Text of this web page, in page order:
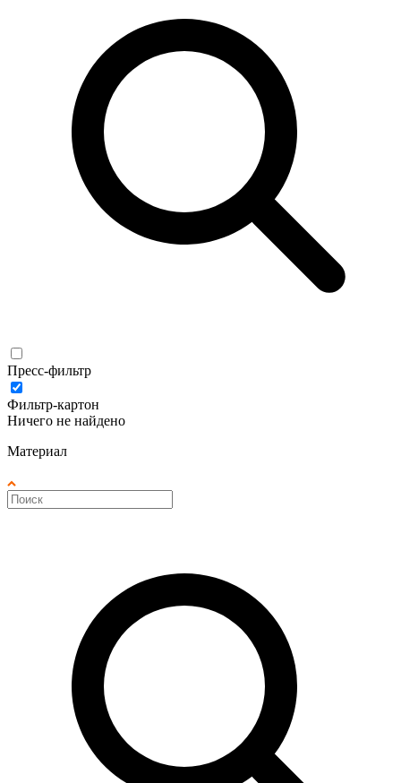
Пресс-фильтр
Фильтр-картон
Ничего не найдено
Материал